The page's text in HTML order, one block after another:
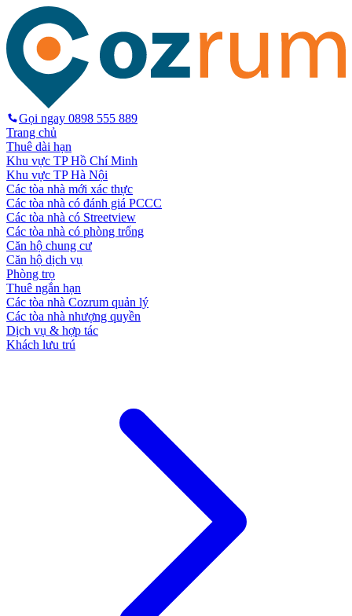
Gọi ngay 0898 555 889
Trang chủ
Thuê dài hạn
Khu vực TP Hồ Chí Minh
Khu vực TP Hà Nội
Các tòa nhà mới xác thực
Các tòa nhà có đánh giá PCCC
Các tòa nhà có Streetview
Các tòa nhà có phòng trống
Căn hộ chung cư
Căn hộ dịch vụ
Phòng trọ
Thuê ngắn hạn
Các tòa nhà Cozrum quản lý
Các tòa nhà nhượng quyền
Dịch vụ & hợp tác
Khách lưu trú